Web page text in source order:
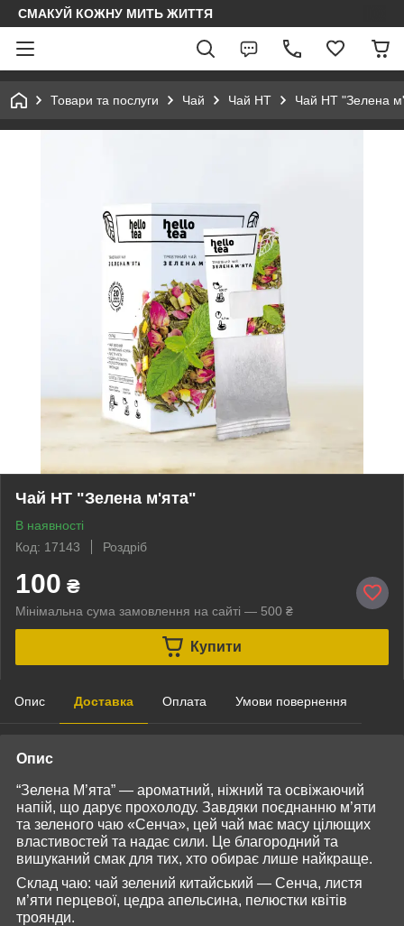
СМАКУЙ КОЖНУ МИТЬ ЖИТТЯ
Товари та послуги Чай Чай HT Чай HT "Зелена
Чай HT "Зелена м'ята"
В наявності
Код: 17143
Роздріб
100 ₴
Мінімальна сума замовлення на сайті — 500 ₴
Купити
Опис Доставка Оплата Умови повернення
Опис
“Зелена М’ята” — ароматний, ніжний та освіжаючий
напій, що дарує прохолоду. Завдяки поєднанню м’яти
та зеленого чаю «Сенча», цей чай має масу цілющих
властивостей та надає сили. Це благородний та
вишуканий смак для тих, хто обирає лише найкраще.
Склад чаю: чай зелений китайський — Сенча, листя
м’яти перцевої, цедра апельсина, пелюстки квітів
троянди.